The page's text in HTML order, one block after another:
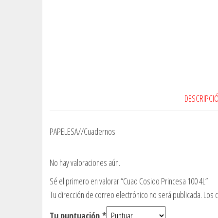
PAPELESA//Cuadernos
No hay valoraciones aún.
Sé el primero en valorar “Cuad Cosido Princesa 100 4L”
Tu dirección de correo electrónico no será publicada. Los
Tu puntuación *